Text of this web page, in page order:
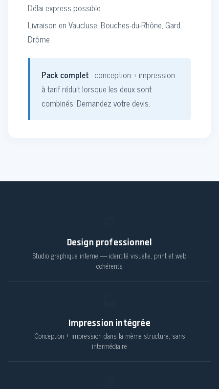
Délai express possible
Livraison en Vaucluse, Bouches-du-Rhône, Gard,
Drôme
Pack complet : conception + impression
à tarif réduit lorsque les deux sont
combinés. Demandez votre devis.
Design professionnel
Studio graphique interne — identité visuelle, print et web
cohérents
Impression intégrée
Conception + impression dans la même structure, sans
intermédiaire